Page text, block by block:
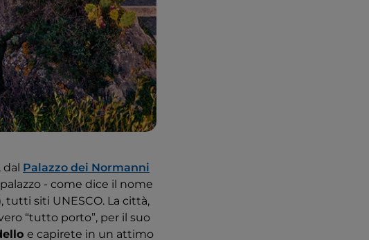
dal Palazzo dei Normanni
- come dice il nome
tutti siti UNESCO. La città,
“tutto porto”, per il suo
e capirete in un attimo